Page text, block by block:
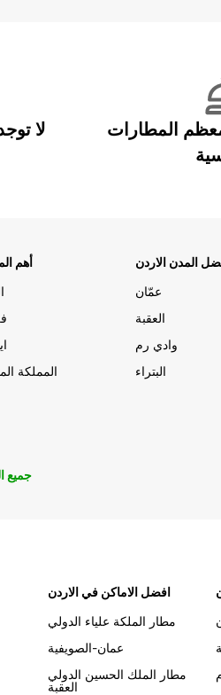
لا
7 في معظم المطارات
أهم
المملكة
المدن الاردن
عمّان
العقبة
وادي رم
البتراء
جميع
افضل الاماكن في الاردن
مطار الملكة علياء الدولي
عمان-الصويفية
مطار الملك الحسين الدولي
العقبة